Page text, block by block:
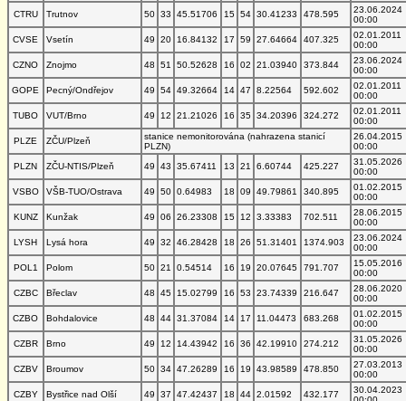
CTRU
Trutnov 50 33 45.51706 15 54 30.41233 478.595
23.06.2024
00:00
CVSE
Vsetín 49 20 16.84132 17 59 27.64664 407.325
02.01.2011
00:00
CZNO
Znojmo 48 51 50.52628 16 02 21.03940 373.844
23.06.2024
00:00
GOPE
Pecný/Ondřejov 49 54 49.32664 14 47 8.22564 592.602
02.01.2011
00:00
TUBO
VUT/Brno 49 12 21.21026 16 35 34.20396 324.272
02.01.2011
00:00
PLZE
ZČU/Plzeň
stanice nemonitorována (nahrazena stanicí
PLZN)
26.04.2015
00:00
PLZN
ZČU-NTIS/Plzeň 49 43 35.67411 13 21 6.60744 425.227
31.05.2026
00:00
VSBO
VŠB-TUO/Ostrava 49 50 0.64983 18 09 49.79861 340.895
01.02.2015
00:00
KUNZ
Kunžak 49 06 26.23308 15 12 3.33383 702.511
28.06.2015
00:00
LYSH
Lysá hora 49 32 46.28428 18 26 51.31401 1374.903
23.06.2024
00:00
POL1
Polom 50 21 0.54514 16 19 20.07645 791.707
15.05.2016
00:00
CZBC
Břeclav 48 45 15.02799 16 53 23.74339 216.647
28.06.2020
00:00
CZBO
Bohdalovice 48 44 31.37084 14 17 11.04473 683.268
01.02.2015
00:00
CZBR
Brno 49 12 14.43942 16 36 42.19910 274.212
31.05.2026
00:00
CZBV
Broumov 50 34 47.26289 16 19 43.98589 478.850
27.03.2013
00:00
CZBY
Bystřice nad Olší 49 37 47.42437 18 44 2.01592 432.177
30.04.2023